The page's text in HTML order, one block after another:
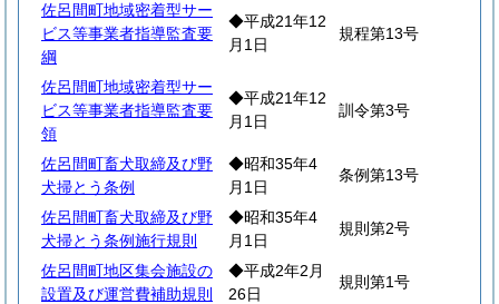
佐呂間町地域密着型サー
ビス等事業者指導監査要
綱
◆平成21年12
月1日
規程第13号
佐呂間町地域密着型サー
ビス等事業者指導監査要
領
◆平成21年12
月1日
訓令第3号
佐呂間町畜犬取締及び野
犬掃とう条例
◆昭和35年4
月1日
条例第13号
佐呂間町畜犬取締及び野
犬掃とう条例施行規則
◆昭和35年4
月1日
規則第2号
佐呂間町地区集会施設の
設置及び運営費補助規則
◆平成2年2月
26日
規則第1号